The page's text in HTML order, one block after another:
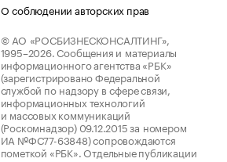
О соблюдении авторских прав
© АО «РОСБИЗНЕСКОНСАЛТИНГ»,
1995–2026. Сообщения и материалы
информационного агентства «РБК»
(зарегистрировано Федеральной
службой по надзору в сфере связи,
информационных технологий
и массовых коммуникаций
(Роскомнадзор) 09.12.2015 за номером
ИА №ФС77-63848) сопровождаются
пометкой «РБК». Отдельные публикации